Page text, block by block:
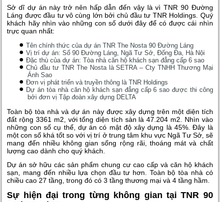
Sở dĩ dự án này trở nên hấp dẫn đến vậy là vì TNR 90 Đường
Láng được đầu tư vô cùng lớn bởi chủ đầu tư TNR Holdings. Quý
khách hãy nhìn vào những con số dưới đây để có được cái nhìn
trực quan nhất:
Tên chính thức của dự án TNR The Nosta 90 Đường Láng
Vị trí dự án: Số 90 Đường Láng, Ngã Tư Sở, Đống Đa, Hà Nội
Đặc thù của dự án: Tòa nhà căn hộ khách sạn đẳng cấp 6 sao
Chủ đầu tư TNR The Nosta là SETRA – Cty TNHH Thương Mại
Ánh Sao
Đơn vị phát triển và truyền thông là TNR Holdings
Dự án tòa nhà căn hộ khách sạn đẳng cấp 6 sao được thi công
bởi đơn vị Tập đoàn xây dựng DELTA
Toàn bộ tòa nhà và dự án này được xây dựng trên một diện tích
đất rộng 3361 m2, với tổng diện tích sàn là 47.204 m2. Nhìn vào
những con số cụ thể, dự án có mật độ xây dựng là 45%. Đây là
một con số khá tốt so với vị trí ở trung tâm khu vực Ngã Tư Sở, sẽ
mang đến nhiều không gian sống rộng rãi, thoáng mát và chất
lượng cao dành cho quý khách.
Dự án sở hữu các sản phẩm chung cư cao cấp và căn hộ khách
sạn, mang đến nhiều lựa chọn đầu tư hơn. Toàn bộ tòa nhà có
chiều cao 27 tầng, trong đó có 3 tầng thương mại và 4 tầng hầm.
Sự hiện đại trong từng không gian tại TNR 90